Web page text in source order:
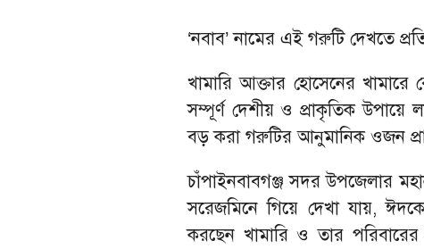
‘নবাব’ নামের এই গরুটি দেখতে
খামারি আক্তার হোসেনের খামারে
সম্পূর্ণ দেশীয় ও প্রাকৃতিক উপায়ে
বড় করা গরুটির আনুমানিক ওজন
চাঁপাইনবাবগঞ্জ সদর উপজেলার
সরেজমিনে গিয়ে দেখা যায়,
করছেন খামারি ও তার